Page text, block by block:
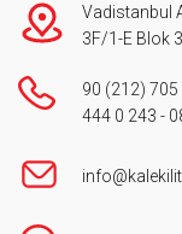
Vadistanbul
3F/1-E Blok
90 (212) 705
444 0 243 -